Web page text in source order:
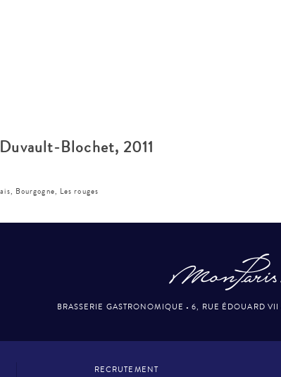
Blochet, 2011
Bourgogne, Les rouges
BRASSERIE GASTRONOMIQUE • 6, RUE ÉDOUARD VII
RECRUTEMENT